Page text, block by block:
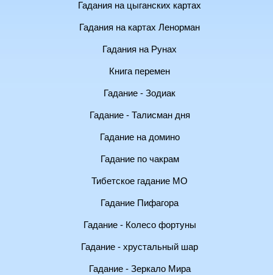
Гадания на цыганских картах
Гадания на картах Ленорман
Гадания на Рунах
Книга перемен
Гадание - Зодиак
Гадание - Талисман дня
Гадание на домино
Гадание по чакрам
Тибетское гадание МО
Гадание Пифагора
Гадание - Колесо фортуны
Гадание - хрустальный шар
Гадание - Зеркало Мира